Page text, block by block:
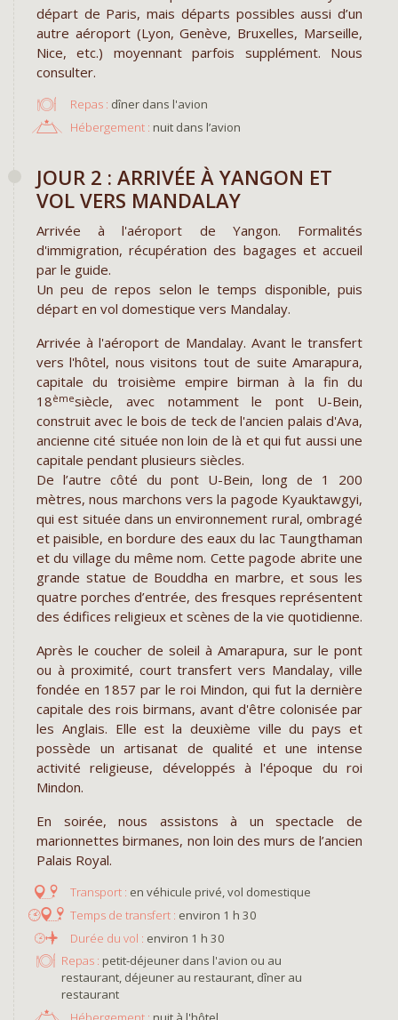
départ de Paris, mais départs possibles aussi d’un
autre aéroport (Lyon, Genève, Bruxelles, Marseille,
Nice, etc.) moyennant parfois supplément. Nous
consulter.
Repas : dîner dans l'avion
Hébergement : nuit dans l’avion
JOUR 2 : ARRIVÉE À YANGON ET
VOL VERS MANDALAY
Arrivée à l'aéroport de Yangon. Formalités
d'immigration, récupération des bagages et accueil
par le guide.
Un peu de repos selon le temps disponible, puis
départ en vol domestique vers Mandalay.
Arrivée à l'aéroport de Mandalay. Avant le transfert
vers l'hôtel, nous visitons tout de suite Amarapura,
capitale du troisième empire birman à la fin du
18èmesiècle, avec notamment le pont U-Bein,
construit avec le bois de teck de l'ancien palais d'Ava,
ancienne cité située non loin de là et qui fut aussi une
capitale pendant plusieurs siècles.
De l’autre côté du pont U-Bein, long de 1 200
mètres, nous marchons vers la pagode Kyauktawgyi,
qui est située dans un environnement rural, ombragé
et paisible, en bordure des eaux du lac Taungthaman
et du village du même nom. Cette pagode abrite une
grande statue de Bouddha en marbre, et sous les
quatre porches d’entrée, des fresques représentent
des édifices religieux et scènes de la vie quotidienne.
Après le coucher de soleil à Amarapura, sur le pont
ou à proximité, court transfert vers Mandalay, ville
fondée en 1857 par le roi Mindon, qui fut la dernière
capitale des rois birmans, avant d'être colonisée par
les Anglais. Elle est la deuxième ville du pays et
possède un artisanat de qualité et une intense
activité religieuse, développés à l'époque du roi
Mindon.
En soirée, nous assistons à un spectacle de
marionnettes birmanes, non loin des murs de l’ancien
Palais Royal.
en véhicule privé, vol domestique
environ 1 h 30
environ 1 h 30
Repas : petit-déjeuner dans l'avion ou au
restaurant, déjeuner au restaurant, dîner au
restaurant